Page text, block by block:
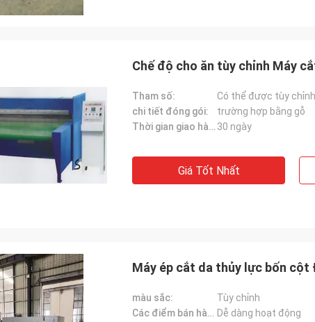
Chế độ cho ăn tùy chỉnh Máy
Tham số:
Có thể được tùy chỉnh
chi tiết đóng gói:
trường hợp bằng gỗ
Thời gian giao hàng: 30 ngày
Giá Tốt Nhất
Máy ép cắt da thủy lực bốn cột
màu sắc:
Tùy chỉnh
Các điểm bán hàng chính: Dễ dàng hoạt động